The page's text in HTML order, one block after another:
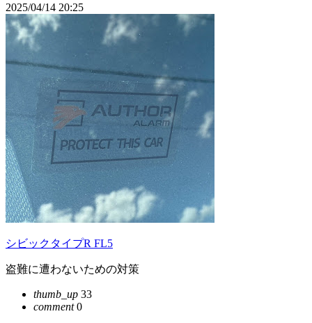
2025/04/14 20:25
シビックタイプR FL5
盗難に遭わないための対策
thumb_up 33
comment0